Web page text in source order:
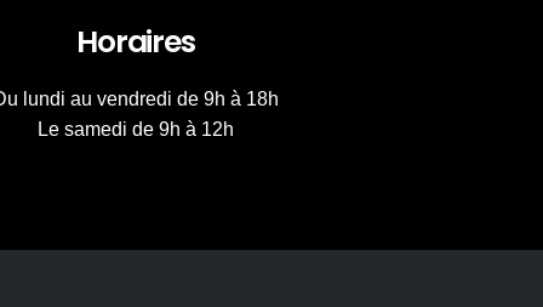
Horaires
lundi au vendredi de 9h à 18h
Le samedi de 9h à 12h